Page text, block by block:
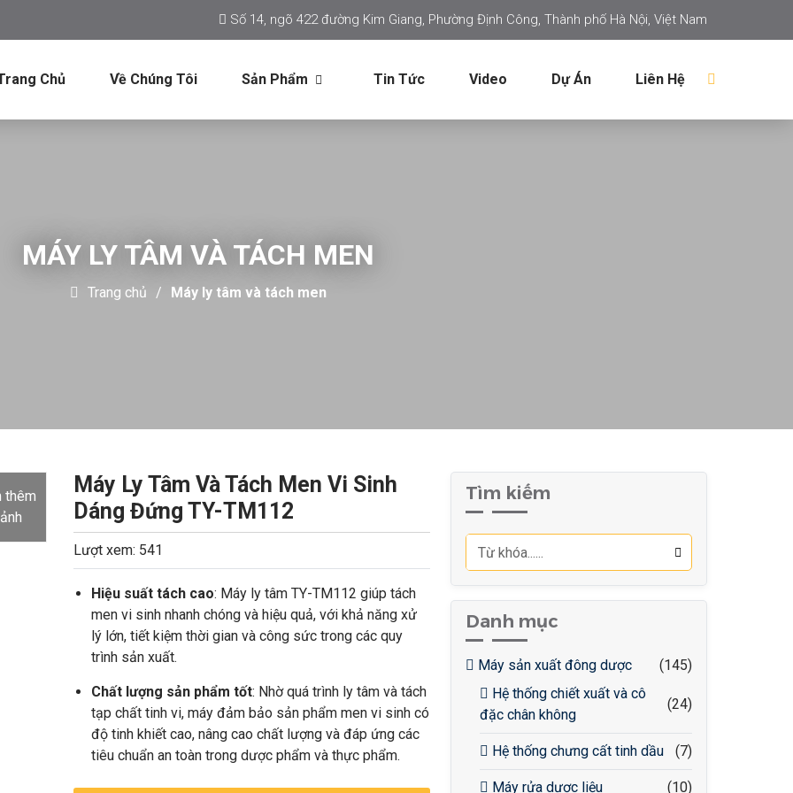
Số 14, ngõ 422 đường Kim Giang, Phường Định Công, Thành phố Hà Nội, Việt Nam
Chủ Về Chúng Tôi Sản Phẩm Tin Tức Video Dự Án Liên Hệ
MÁY LY TÂM VÀ TÁCH MEN
Trang chủ Máy ly tâm và tách men
thêm
Máy Ly Tâm Và Tách Men Vi Sinh
Dáng Đứng TY-TM112
Lượt xem: 541
Hiệu suất tách cao: Máy ly tâm TY-TM112 giúp tách
men vi sinh nhanh chóng và hiệu quả, với khả năng xử
lý lớn, tiết kiệm thời gian và công sức trong các quy
trình sản xuất.
Chất lượng sản phẩm tốt: Nhờ quá trình ly tâm và tách
tạp chất tinh vi, máy đảm bảo sản phẩm men vi sinh có
độ tinh khiết cao, nâng cao chất lượng và đáp ứng các
tiêu chuẩn an toàn trong dược phẩm và thực phẩm.
Tìm kiếm
Danh mục
Máy sản xuất đông dược
(145)
Hệ thống chiết xuất và cô
đặc chân không
(24)
Hệ thống chưng cất tinh dầu (7)
Máy rửa dược liệu (10)